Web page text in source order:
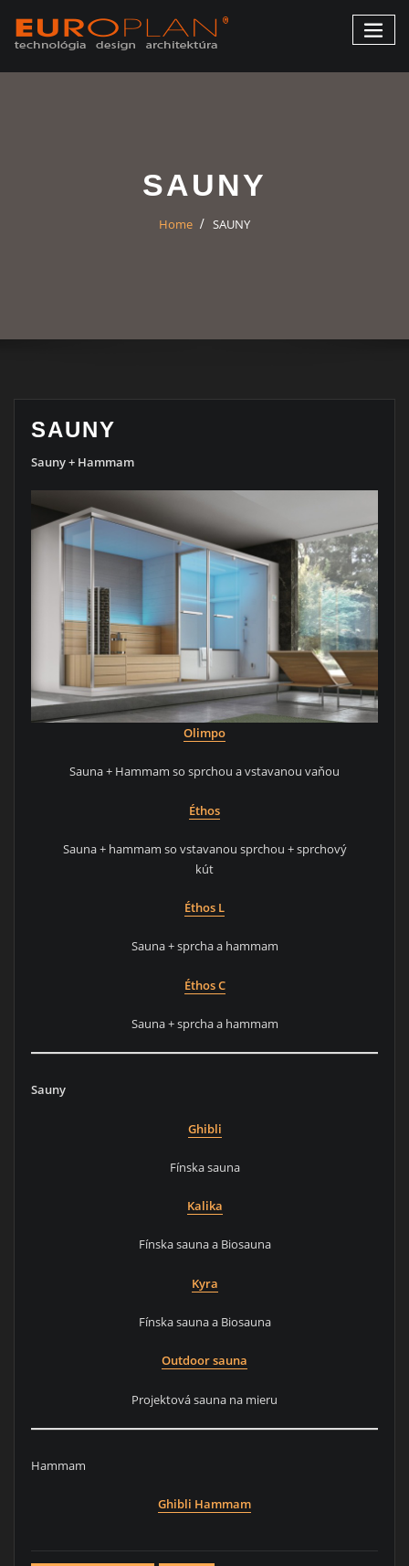
SAUNY
Home SAUNY
SAUNY
Sauny + Hammam
Olimpo
Sauna + Hammam so sprchou a vstavanou vaňou
Éthos
Sauna + hammam so vstavanou sprchou + sprchový
kút
Éthos L
Sauna + sprcha a hammam
Éthos C
Sauna + sprcha a hammam
Sauny
Ghibli
Fínska sauna
Kalika
Fínska sauna a Biosauna
Kyra
Fínska sauna a Biosauna
Outdoor sauna
Projektová sauna na mieru
Hammam
Ghibli Hammam